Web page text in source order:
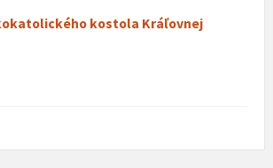
kostola Kráľovnej